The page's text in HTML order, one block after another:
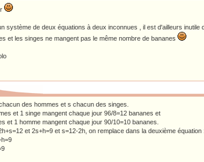
système de deux équations à deux inconnues , il est d'ailleurs inutile
et les singes ne mangent pas le même nombre de bananes
des hommes et s chacun des singes.
et 1 singe mangent chaque jour 96/8=12 bananes et
et 1 homme mangent chaque jour 90/10=10 bananes.
et 2s+h=9 et s=12-2h, on remplace dans la deuxième équation :